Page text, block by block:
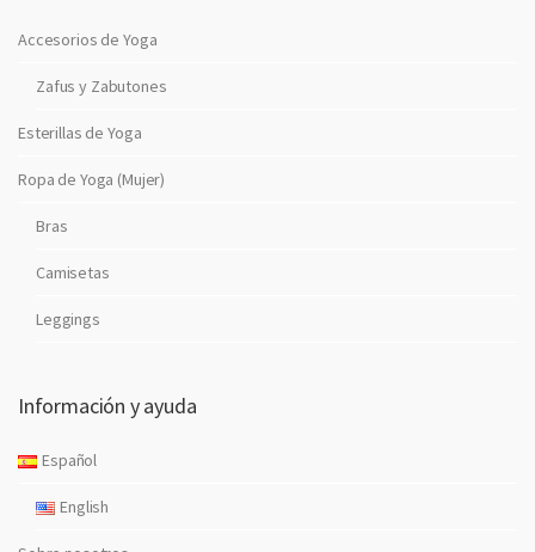
Accesorios de Yoga
Zafus y Zabutones
Esterillas de Yoga
Ropa de Yoga (Mujer)
Bras
Camisetas
Leggings
Información y ayuda
Español
English